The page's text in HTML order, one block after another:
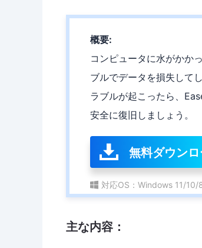
概要:
コンピュータに水がかか
ブルでデータを損失して
ラブルが起こったら、
安全に復旧しましょう。
無料ダウン
対応OS：Windows 11/10/
主な内容：